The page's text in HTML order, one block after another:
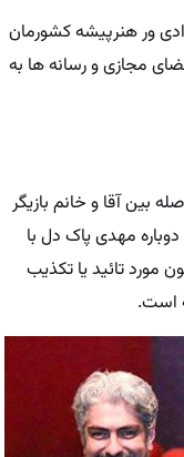
ور هنرپیشه کشورمان
فضای مجازی و رسانه ها به
بین آقا و خانم بازیگر
مهدی پاک دل با
مورد تائید یا تکذیب
است.